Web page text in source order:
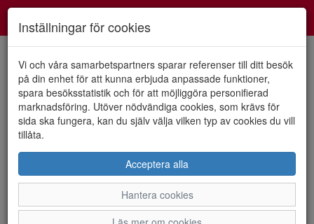
HEM RIEKER
Inställningar för cookies
Vi och våra samarbetspartners sparar referenser till ditt besök
på din enhet för att kunna erbjuda anpassade funktioner,
spara besöksstatistik och för att möjliggöra personifierad
marknadsföring. Utöver nödvändiga cookies, som krävs för
sida ska fungera, kan du själv välja vilken typ av cookies du vill
tillåta.
Acceptera alla
Hantera cookies